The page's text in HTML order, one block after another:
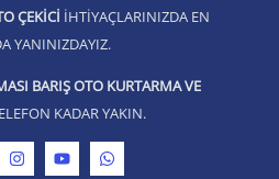
ÇEKICI IHTIYAÇLARINIZDA EN
YANINIZDAYIZ.
BARIŞ OTO KURTARMA VE
KADAR YAKIN.